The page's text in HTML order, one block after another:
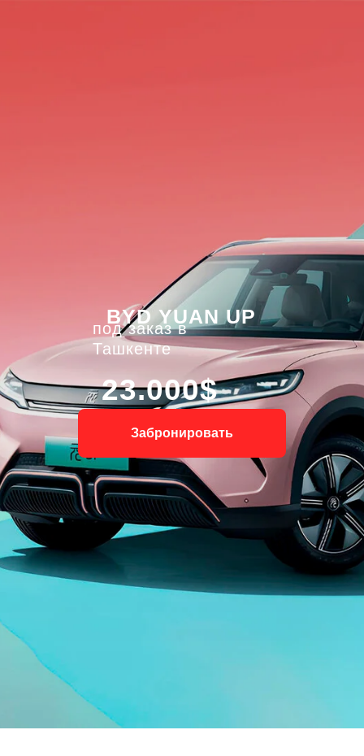
BYD YUAN UP
Забронировать
23.000$
под заказ в
Ташкенте